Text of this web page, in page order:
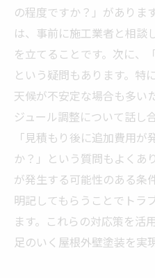
の程度ですか？」がありま
は、事前に施工業者と相談
を立てることです。次に、
という疑問もあります。特
天候が不安定な場合も多い
ジュール調整について話し
「見積もり後に追加費用
か？」という質問もよくあ
が発生する可能性のある条
明記してもらうことでトラ
ます。これらの対応策を活
足のいく屋根外壁塗装を実